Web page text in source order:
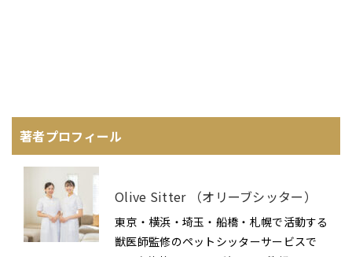
著者プロフィール
Olive Sitter （オリーブシッター）
東京・横浜・埼玉・船橋・札幌で活動する
獣医師監修のペットシッターサービスで